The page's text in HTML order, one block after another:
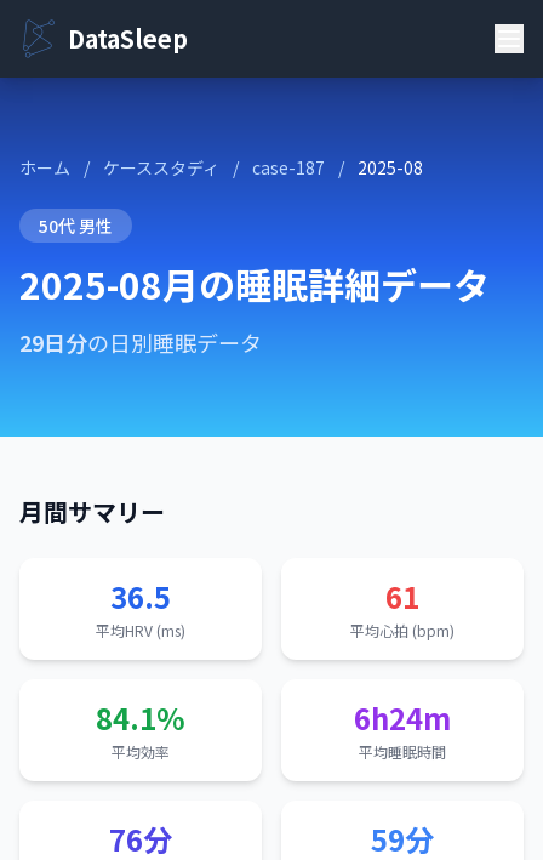
DataSleep
ホーム / ケーススタディ / case-187 / 2025-08
50代 男性
2025-08月の睡眠詳細データ
29日分の日別睡眠データ
月間サマリー
36.5
平均HRV (ms)
61
平均心拍 (bpm)
84.1%
平均効率
6h24m
平均睡眠時間
76分 59分